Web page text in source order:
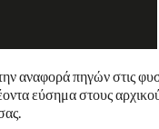
αναφορά πηγών στις
εύσημα στους